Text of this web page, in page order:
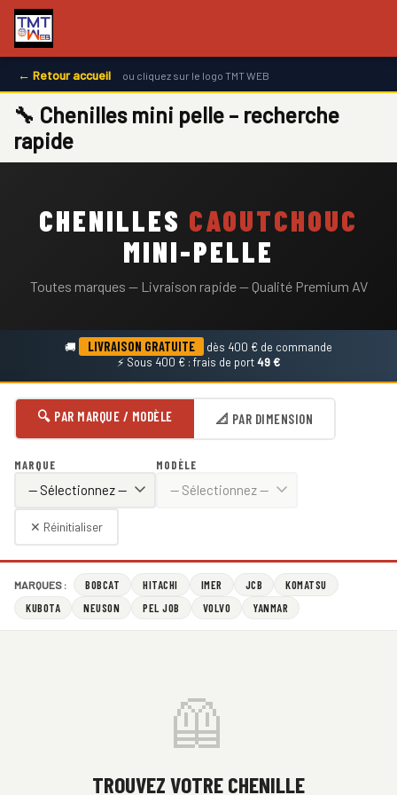
← Retour accueil ou cliquez sur le logo TMT WEB
🔧 Chenilles mini pelle – recherche
rapide
CHENILLES CAOUTCHOUC
MINI-PELLE
Toutes marques — Livraison rapide — Qualité Premium AV
🚚 LIVRAISON GRATUITE
dès 400 € de commande
⚡ Sous 400 € : frais de port49 €
🔍 PAR MARQUE / MODÈLE 📐 PAR DIMENSION
MARQUE MODÈLE
✕ Réinitialiser
MARQUES : BOBCAT HITACHI IMER JCB
KOMATSU
KUBOTA
NEUSON PEL JOB VOLVO YANMAR
🦺
TROUVEZ VOTRE CHENILLE